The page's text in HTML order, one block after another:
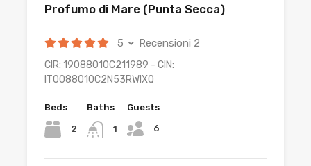
Profumo di Mare (Punta Secca)
5 Recensioni 2
CIR: 19088010C211989 - CIN:
IT0088010C2N53RWIXQ
Beds
2
Baths
1
Guests
6